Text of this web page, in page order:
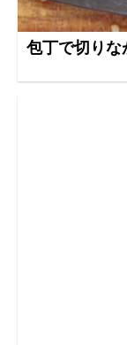
包丁で切りな